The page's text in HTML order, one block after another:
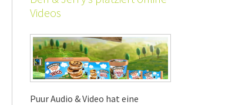
Videos
Puur Audio & Video hat eine